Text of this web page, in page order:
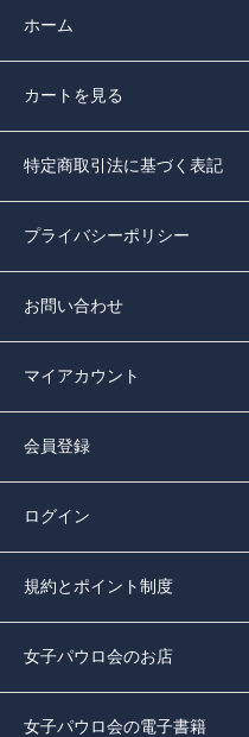
ホーム
カートを見る
特定商取引法に基づく表記
プライバシーポリシー
お問い合わせ
マイアカウント
会員登録
ログイン
規約とポイント制度
女子パウロ会のお店
女子パウロ会の電子書籍